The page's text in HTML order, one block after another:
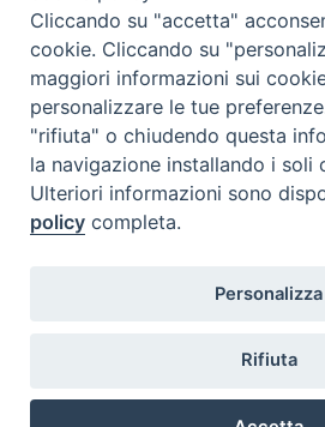
27
28
3
4 5 6 7
10
11 12 13
17
18 19 21
24 25 26 27
31 1
Cliccando su "accetta"
cookie. Cliccando su
maggiori informazioni sui
personalizzare le tue
"rifiuta" o chiudendo questa
la navigazione installando i soli
Ulteriori informazioni sono
policy completa.
Personalizza
Rifiuta